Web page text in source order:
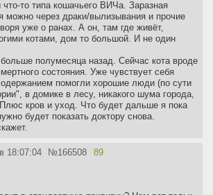
что-то типа кошачьего ВИЧа. Заразная
можно через драки/вылизывания и прочие
уже о ранах. А он, там где живёт,
котами, дом то большой. И не один
полумесяца назад. Сейчас кота вроде
состояния. Уже чувствует себя
помогли хорошие люди (по сути
в домике в лесу, никакого шума города,
кров и уход. Что будет дальше я пока
будет показать доктору снова.
не подвергать всяким стрессам и
кота у врачей, даже здорового на вид.
18:07:04 №166508 89